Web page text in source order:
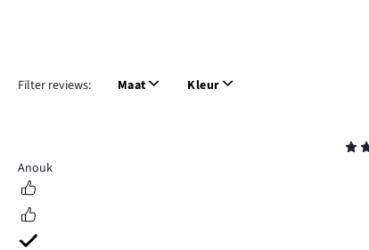
Filter reviews: Maat Kleur
4
Anouk